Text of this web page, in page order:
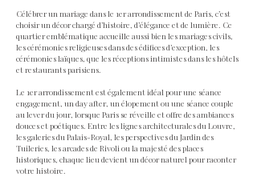
Célébrer un mariage dans le 1er arrondissement de Paris, c’est
choisir un décor chargé d’histoire, d’élégance et de lumière. Ce
quartier emblématique accueille aussi bien les mariages civils,
les cérémonies religieuses dans des édifices d’exception, les
cérémonies laïques, que les réceptions intimistes dans les hôtels
et restaurants parisiens.
Le 1er arrondissement est également idéal pour une séance
engagement, un day after, un élopement ou une séance couple
au lever du jour, lorsque Paris se réveille et offre des ambiances
douces et poétiques. Entre les lignes architecturales du Louvre,
les galeries du Palais-Royal, les perspectives du Jardin des
Tuileries, les arcades de Rivoli ou la majesté des places
historiques, chaque lieu devient un décor naturel pour raconter
votre histoire.